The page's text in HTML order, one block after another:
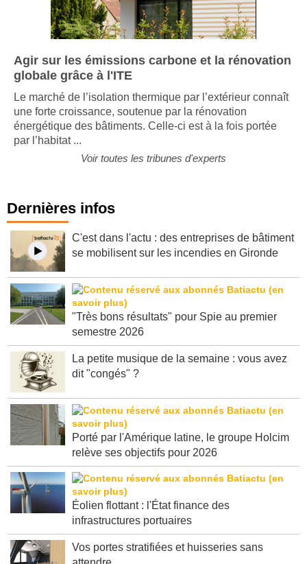
Agir sur les émissions carbone et la rénovation
globale grâce à l'ITE
Le marché de l’isolation thermique par l’extérieur connaît
une forte croissance, soutenue par la rénovation
énergétique des bâtiments. Celle-ci est à la fois portée
Dernières infos
C'est dans l'actu : des entreprises de bâtiment
"Très bons résultats" pour Spie au premier
La petite musique de la semaine : vous avez
Porté par l'Amérique latine, le groupe Holcim
Éolien flottant : l'État finance des
Vos portes stratifiées et huisseries sans